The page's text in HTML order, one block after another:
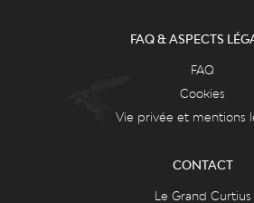
FAQ & ASPECTS
FAQ
Cookies
Vie privée et mentions
CONTACT
Le Grand Curtius